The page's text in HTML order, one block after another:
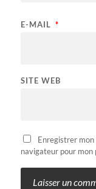
E-MAIL *
SITE WEB
Enregistrer
navigateur pour mon